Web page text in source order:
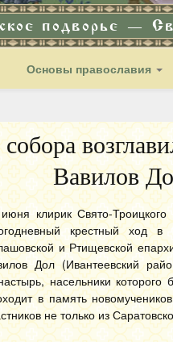
подворье —
Основы православия
Вавилов
клирик Свято-
крестный ход
и Ртищевской
Дол (Ивантеевский
насельники
в память
не только из